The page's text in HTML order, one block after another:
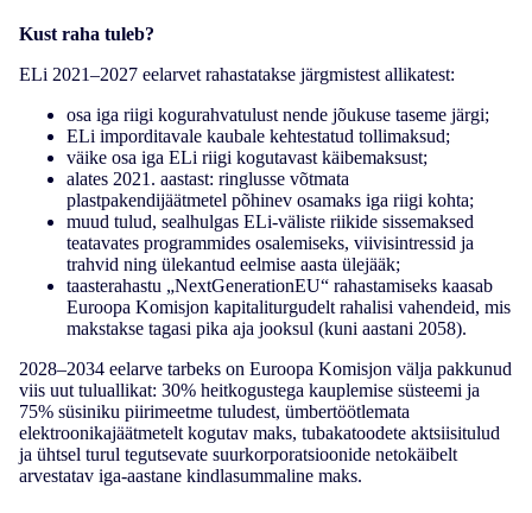
Kust raha tuleb?
ELi 2021–2027 eelarvet rahastatakse järgmistest allikatest:
osa iga riigi kogurahvatulust nende jõukuse taseme järgi;
ELi imporditavale kaubale kehtestatud tollimaksud;
väike osa iga ELi riigi kogutavast käibemaksust;
alates 2021. aastast: ringlusse võtmata
plastpakendijäätmetel põhinev osamaks iga riigi kohta;
muud tulud, sealhulgas ELi-väliste riikide sissemaksed
teatavates programmides osalemiseks, viivisintressid ja
trahvid ning ülekantud eelmise aasta ülejääk;
taasterahastu „NextGenerationEU“ rahastamiseks kaasab
Euroopa Komisjon kapitaliturgudelt rahalisi vahendeid, mis
makstakse tagasi pika aja jooksul (kuni aastani 2058).
2028–2034 eelarve tarbeks on Euroopa Komisjon välja pakkunud
viis uut tuluallikat: 30% heitkogustega kauplemise süsteemi ja
75% süsiniku piirimeetme tuludest, ümbertöötlemata
elektroonikajäätmetelt kogutav maks, tubakatoodete aktsiisitulud
ja ühtsel turul tegutsevate suurkorporatsioonide netokäibelt
arvestatav iga-aastane kindlasummaline maks.